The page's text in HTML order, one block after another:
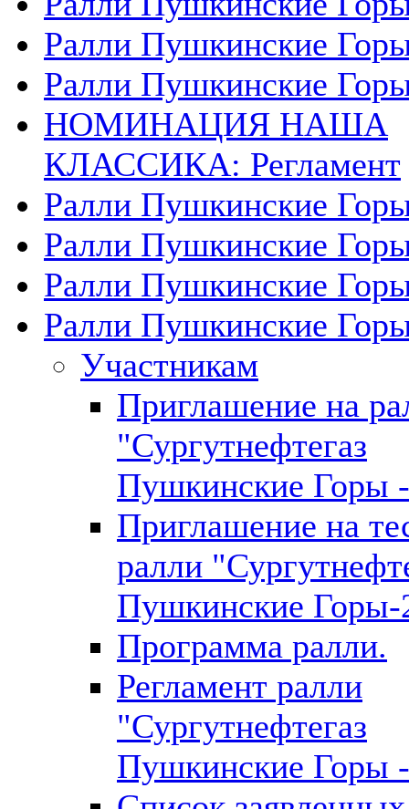
Ралли Пушкинские
Ралли Пушкинские
НОМИНАЦИЯ НАША
КЛАССИКА: Регламент
Ралли Пушкинские
Ралли Пушкинские
Ралли Пушкинские
Ралли Пушкинские
Участникам
Приглашение на
"Сургутнефтегаз
Пушкинские Горы
Приглашение на
ралли
Пушкинские Горы-
Программа ралли.
Регламент ралли
"Сургутнефтегаз
Пушкинские Горы